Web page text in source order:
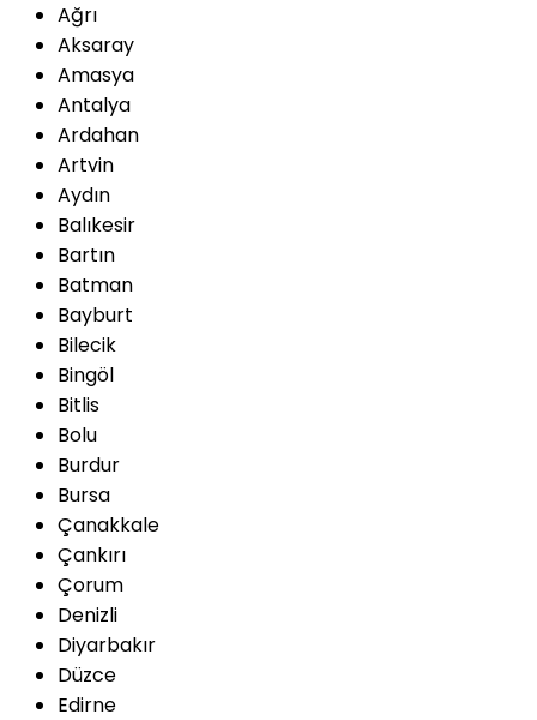
Ağrı
Aksaray
Amasya
Antalya
Ardahan
Artvin
Aydın
Balıkesir
Bartın
Batman
Bayburt
Bilecik
Bingöl
Bitlis
Bolu
Burdur
Bursa
Çanakkale
Çankırı
Çorum
Denizli
Diyarbakır
Düzce
Edirne